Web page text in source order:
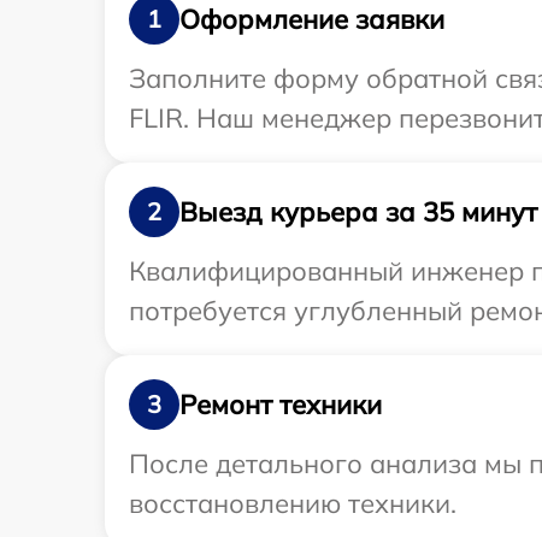
1
Оформление заявки
Заполните форму обратной
FLIR. Наш менеджер
2
Выезд курьера за 35 минут
Квалифицированный инженер
потребуется углубленный
3
Ремонт техники
После детального анализа мы
восстановлению техники.